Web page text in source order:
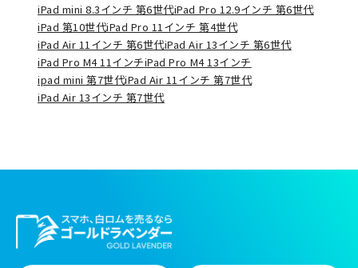
iPad mini 8.3インチ 第6世代iPad Pro 12.9インチ 第6世代
iPad 第10世代iPad Pro 11インチ 第4世代
iPad Air 11インチ 第6世代iPad Air 13インチ 第6世代
iPad Pro M4 11インチiPad Pro M4 13インチ
ipad mini 第7世代iPad Air 11インチ 第7世代
iPad Air 13インチ 第7世代